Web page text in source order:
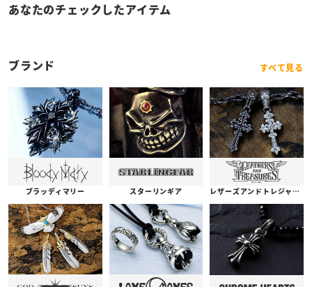
あなたのチェックしたアイテム
¥22,000
ブランド すべて見る
ブラッディマリー スターリンギア